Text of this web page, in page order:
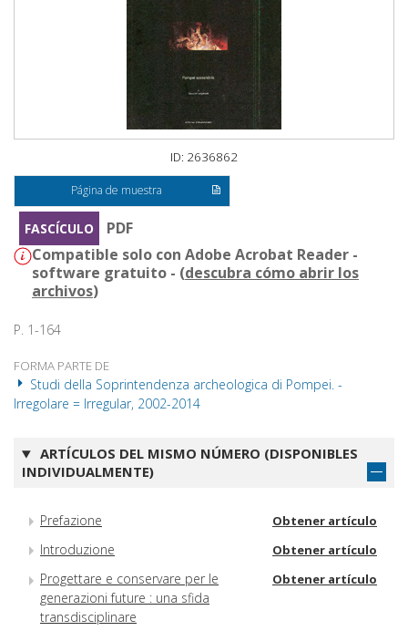
ID: 2636862
Página de muestra
FASCÍCULO
PDF
Compatible solo con Adobe Acrobat Reader -
software gratuito - (descubra cómo abrir los
archivos)
P. 1-164
FORMA PARTE DE
Studi della Soprintendenza archeologica di Pompei. -
Irregolare = Irregular, 2002-2014
ARTÍCULOS DEL MISMO NÚMERO (DISPONIBLES
INDIVIDUALMENTE)
Prefazione Obtener artículo
Introduzione Obtener artículo
Progettare e conservare per le
generazioni future : una sfida
transdisciplinare
Obtener artículo